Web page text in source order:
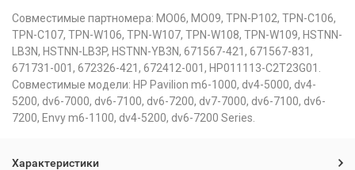
Совместимые партномера: MO06, MO09, TPN-P102, TPN-C106,
TPN-C107, TPN-W106, TPN-W107, TPN-W108, TPN-W109, HSTNN-
LB3N, HSTNN-LB3P, HSTNN-YB3N, 671567-421, 671567-831,
671731-001, 672326-421, 672412-001, HP011113-C2T23G01.
Совместимые модели: HP Pavilion m6-1000, dv4-5000, dv4-
5200, dv6-7000, dv6-7100, dv6-7200, dv7-7000, dv6-7100, dv6-
7200, Envy m6-1100, dv4-5200, dv6-7200 Series.
Характеристики